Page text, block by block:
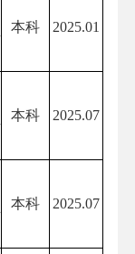
本科 2025.01
本科 2025.07
本科 2025.07